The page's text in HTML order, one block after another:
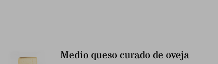
Medio queso curado de oveja